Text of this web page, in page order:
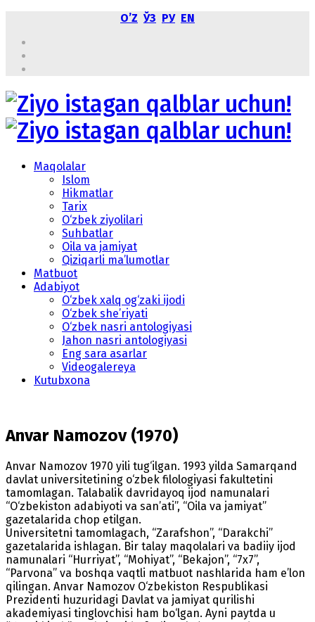
OʼZ ЎЗ РУ EN
Maqolalar
Islom
Hikmatlar
Tarix
O‘zbek ziyolilari
Suhbatlar
Oila va jamiyat
Qiziqarli ma’lumotlar
Matbuot
Adabiyot
O‘zbek xalq og‘zaki ijodi
O‘zbek she’riyati
O‘zbek nasri antologiyasi
Jahon nasri antologiyasi
Eng sara asarlar
Videogalereya
Kutubxona
Anvar Namozov (1970)
Anvar Namozov 1970 yili tug‘ilgan. 1993 yilda Samarqand
davlat universitetining o‘zbek filologiyasi fakultetini
tamomlagan. Talabalik davridayoq ijod namunalari
“O‘zbekiston adabiyoti va san’ati”, “Oila va jamiyat”
gazetalarida chop etilgan.
Universitetni tamomlagach, “Zarafshon”, “Darakchi”
gazetalarida ishlagan. Bir talay maqolalari va badiiy ijod
namunalari “Hurriyat”, “Mohiyat”, “Bekajon”, “7x7”,
“Parvona” va boshqa vaqtli matbuot nashlarida ham e’lon
qilingan. Anvar Namozov O‘zbekiston Respublikasi
Prezidenti huzuridagi Davlat va jamiyat qurilishi
akademiyasi tinglovchisi ham bo‘lgan. Ayni paytda u